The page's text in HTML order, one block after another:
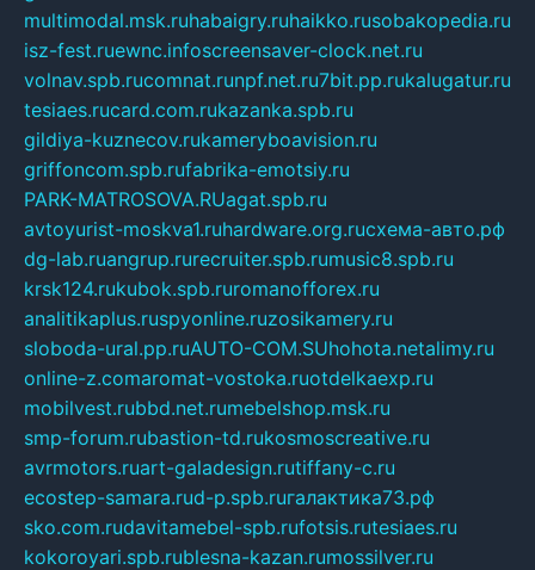
multimodal.msk.ruhabaigry.ruhaikko.rusobakopedia.ru
isz-fest.ruewnc.infoscreensaver-clock.net.ru
volnav.spb.rucomnat.runpf.net.ru7bit.pp.rukalugatur.ru
tesiaes.rucard.com.rukazanka.spb.ru
gildiya-kuznecov.rukameryboavision.ru
griffoncom.spb.rufabrika-emotsiy.ru
PARK-MATROSOVA.RUagat.spb.ru
avtoyurist-moskva1.ruhardware.org.ruсхема-авто.рф
dg-lab.ruangrup.rurecruiter.spb.rumusic8.spb.ru
krsk124.rukubok.spb.ruromanofforex.ru
analitikaplus.ruspyonline.ruzosikamery.ru
sloboda-ural.pp.ruAUTO-COM.SUhohota.netalimy.ru
online-z.comaromat-vostoka.ruotdelkaexp.ru
mobilvest.rubbd.net.rumebelshop.msk.ru
smp-forum.rubastion-td.rukosmoscreative.ru
avrmotors.ruart-galadesign.rutiffany-c.ru
ecostep-samara.rud-p.spb.ruгалактика73.рф
sko.com.rudavitamebel-spb.rufotsis.rutesiaes.ru
kokoroyari.spb.rublesna-kazan.rumossilver.ru